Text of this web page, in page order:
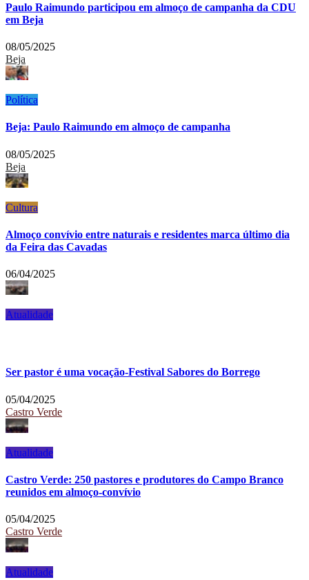
Paulo Raimundo participou em almoço de campanha da CDU
em Beja
08/05/2025
Beja
Política
Beja: Paulo Raimundo em almoço de campanha
08/05/2025
Beja
Cultura
Almoço convívio entre naturais e residentes marca último dia
da Feira das Cavadas
06/04/2025
Atualidade
Ser pastor é uma vocação-Festival Sabores do Borrego
05/04/2025
Castro Verde
Atualidade
Castro Verde: 250 pastores e produtores do Campo Branco
reunidos em almoço-convívio
05/04/2025
Castro Verde
Atualidade